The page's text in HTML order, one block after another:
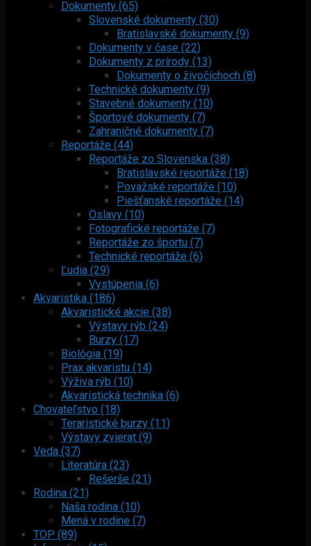
Dokumenty (65)
Slovenské dokumenty (30)
Bratislavské dokumenty (9)
Dokumenty v čase (22)
Dokumenty z prírody (13)
Dokumenty o živočíchoch (8)
Technické dokumenty (9)
Stavebné dokumenty (10)
Športové dokumenty (7)
Zahraničné dokumenty (7)
Reportáže (44)
Reportáže zo Slovenska (38)
Bratislavské reportáže (18)
Považské reportáže (10)
Piešťanské reportáže (14)
Oslavy (10)
Fotografické reportáže (7)
Reportáže zo športu (7)
Technické reportáže (6)
Ľudia (29)
Vystúpenia (6)
Akvaristika (186)
Akvaristické akcie (38)
Výstavy rýb (24)
Burzy (17)
Biológia (19)
Prax akvaristu (14)
Výživa rýb (10)
Akvaristická technika (6)
Chovateľstvo (18)
Teraristické burzy (11)
Výstavy zvierat (9)
Veda (37)
Literatúra (23)
Rešerše (21)
Rodina (21)
Naša rodina (10)
Mená v rodine (7)
TOP (89)